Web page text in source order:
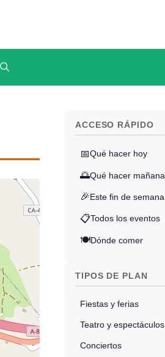
ACCESO RÁPIDO
📅Qué hacer hoy
🌅Qué hacer mañana
🎉Este fin de semana
📋Todos los eventos
🍽️Dónde comer
TIPOS DE PLAN
Fiestas y ferias
Teatro y espectáculos
Conciertos